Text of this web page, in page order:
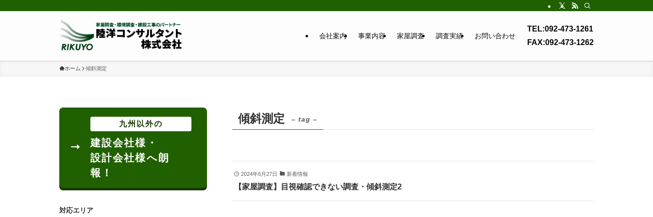
会社案内 事業内容 家屋調査 調査実績 お問い合わせ
TEL:092-473-1261
FAX:092-473-1262
ホーム 傾斜測定
傾斜測定 – tag –
2024年6月27日 新着情報
【家屋調査】目視確認できない調査・傾斜測定2
九州以外の
建設会社様・
設計会社様へ朗
報！
対応エリア